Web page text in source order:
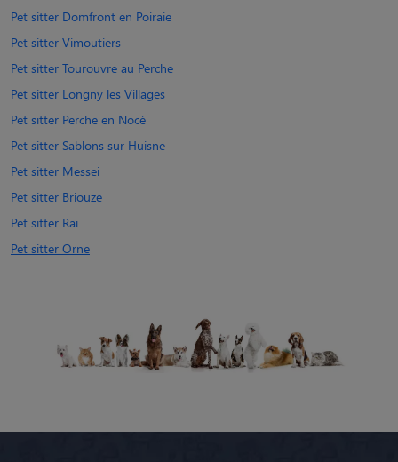
Pet sitter Domfront en Poiraie
Pet sitter Vimoutiers
Pet sitter Tourouvre au Perche
Pet sitter Longny les Villages
Pet sitter Perche en Nocé
Pet sitter Sablons sur Huisne
Pet sitter Messei
Pet sitter Briouze
Pet sitter Rai
Pet sitter Orne